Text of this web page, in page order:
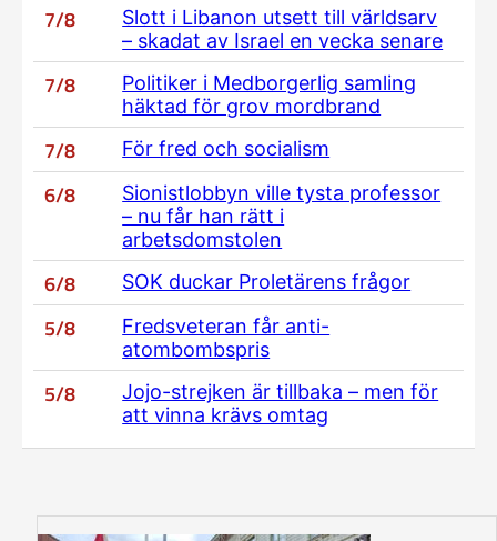
7/8
Slott i Libanon utsett till världsarv
– skadat av Israel en vecka senare
7/8
Politiker i Medborgerlig samling
häktad för grov mordbrand
7/8 För fred och socialism
6/8
Sionistlobbyn ville tysta professor
– nu får han rätt i
arbetsdomstolen
6/8 SOK duckar Proletärens frågor
5/8
Fredsveteran får anti-
atombombspris
5/8
Jojo-strejken är tillbaka – men för
att vinna krävs omtag